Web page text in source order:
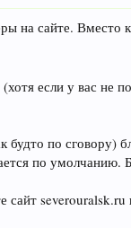
на сайте. Вместо
если у вас не
по сговору)
по умолчанию.